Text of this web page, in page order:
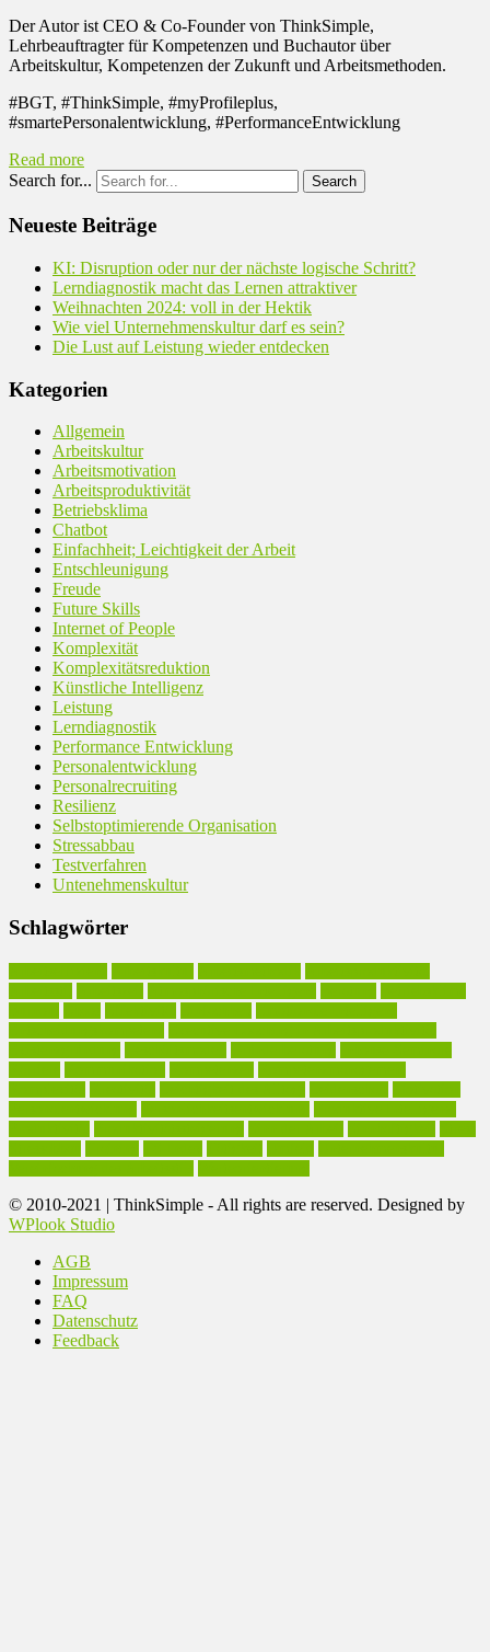
Der Autor ist CEO & Co-Founder von ThinkSimple,
Lehrbeauftragter für Kompetenzen und Buchautor über
Arbeitskultur, Kompetenzen der Zukunft und Arbeitsmethoden.
#BGT, #ThinkSimple, #myProfileplus,
#smartePersonalentwicklung, #PerformanceEntwicklung
Read more
Search for...
Neueste Beiträge
KI: Disruption oder nur der nächste logische Schritt?
Lerndiagnostik macht das Lernen attraktiver
Weihnachten 2024: voll in der Hektik
Wie viel Unternehmenskultur darf es sein?
Die Lust auf Leistung wieder entdecken
Kategorien
Allgemein
Arbeitskultur
Arbeitsmotivation
Arbeitsproduktivität
Betriebsklima
Chatbot
Einfachheit; Leichtigkeit der Arbeit
Entschleunigung
Freude
Future Skills
Internet of People
Komplexität
Komplexitätsreduktion
Künstliche Intelligenz
Leistung
Lerndiagnostik
Performance Entwicklung
Personalentwicklung
Personalrecruiting
Resilienz
Selbstoptimierende Organisation
Stressabbau
Testverfahren
Untenehmenskultur
Schlagwörter
© 2010-2021 | ThinkSimple - All rights are reserved. Designed by
WPlook Studio
AGB
Impressum
FAQ
Datenschutz
Feedback